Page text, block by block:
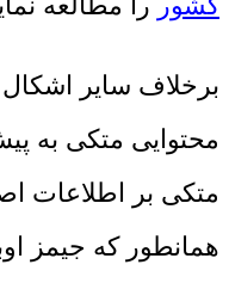
برخلاف سایر اشکال
محتوایی متکی به
متکی بر اطلاعات
همانطور که جیمز